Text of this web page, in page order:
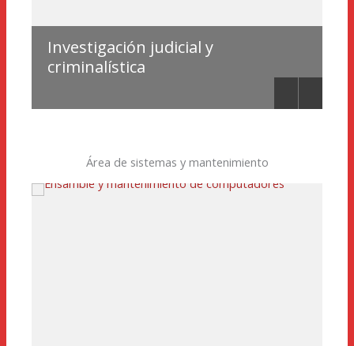
Investigación judicial y
criminalística
Área de sistemas y mantenimiento